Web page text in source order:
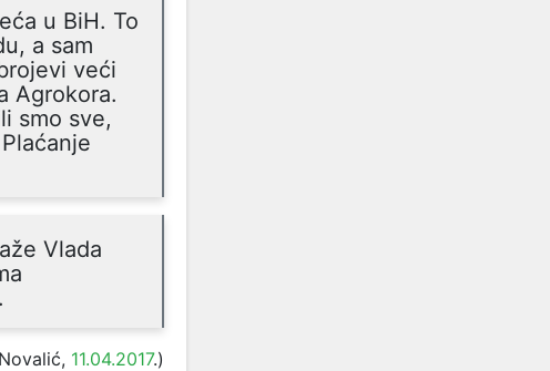
u BiH. To
a sam
veći
Agrokora.
smo sve,
Vlada
11.04.2017.)